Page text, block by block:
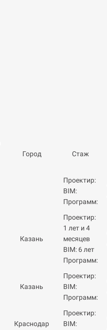
Город Стаж
Проектир:
BIM:
Программ:
Казань
Проектир:
1 лет и 4
месяцев
BIM: 6 лет
Программ:
Казань
Проектир:
BIM:
Программ:
Краснодар
Проектир:
BIM: